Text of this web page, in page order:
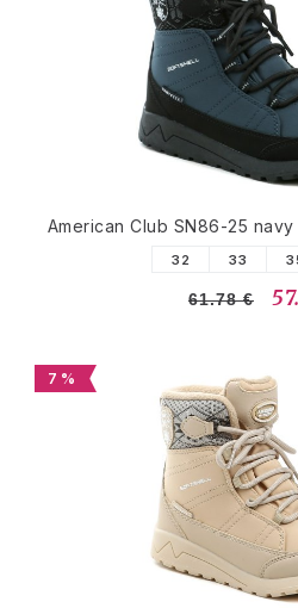
American Club SN86-25
32 33
61.78 €
7 %